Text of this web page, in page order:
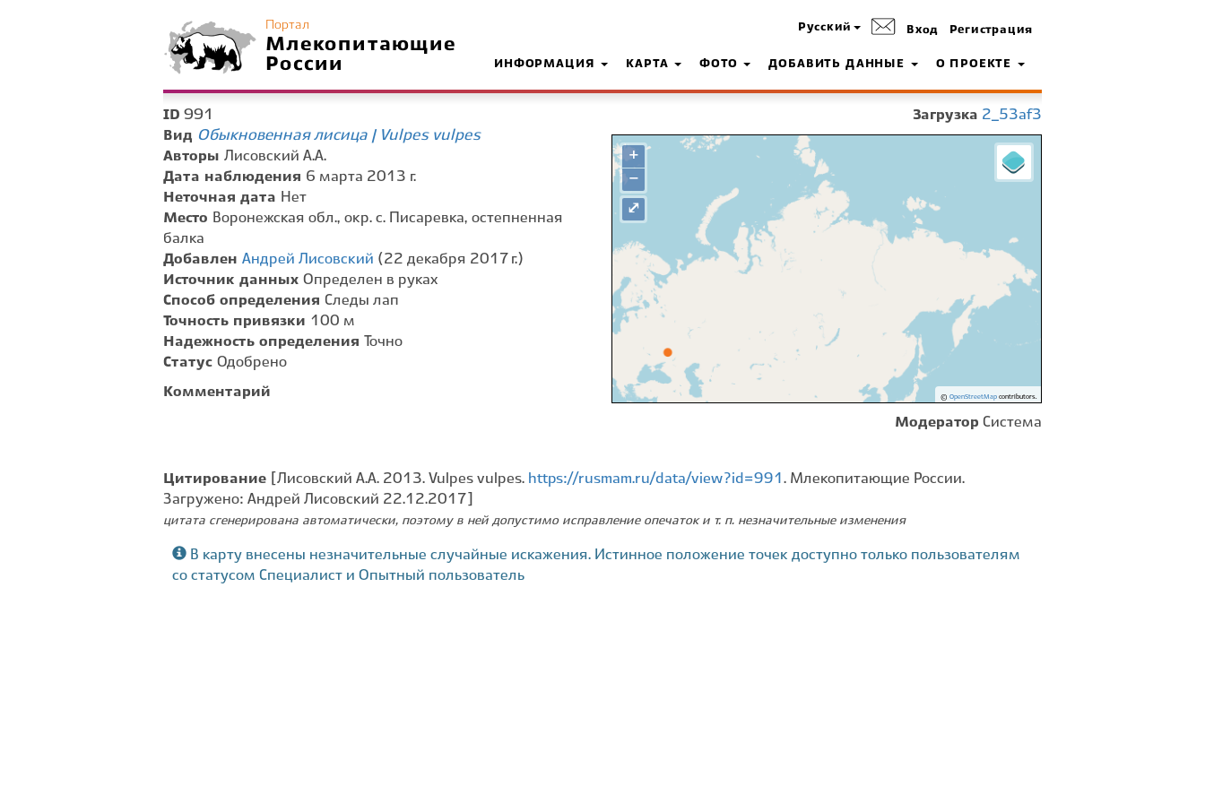
Портал
Млекопитающие
России
Русский Вход Регистрация
ИНФОРМАЦИЯ КАРТА ФОТО ДОБАВИТЬ ДАННЫЕ О ПРОЕКТЕ
ID 991
Вид Обыкновенная лисица | Vulpes vulpes
Авторы Лисовский А.А.
Дата наблюдения 6 марта 2013 г.
Неточная дата Нет
Место Воронежская обл., окр. с. Писаревка, остепненная
балка
Добавлен Андрей Лисовский (22 декабря 2017 г.)
Источник данных Определен в руках
Способ определения Следы лап
Точность привязки 100 м
Надежность определения
Точно
Статус Одобрено
Комментарий
Загрузка 2_53af3
+
−
© OpenStreetMapcontributors.
⤢
Модератор Система
Цитирование [Лисовский А.А. 2013. Vulpes vulpes. https://rusmam.ru/data/view?id=991 . Млекопитающие России.
Загружено: Андрей Лисовский 22.12.2017]
цитата сгенерирована автоматически, поэтому в ней допустимо исправление опечаток и т. п. незначительные изменения
В карту внесены незначительные случайные искажения. Истинное положение точек доступно только пользователям
со статусом Специалист и Опытный пользователь